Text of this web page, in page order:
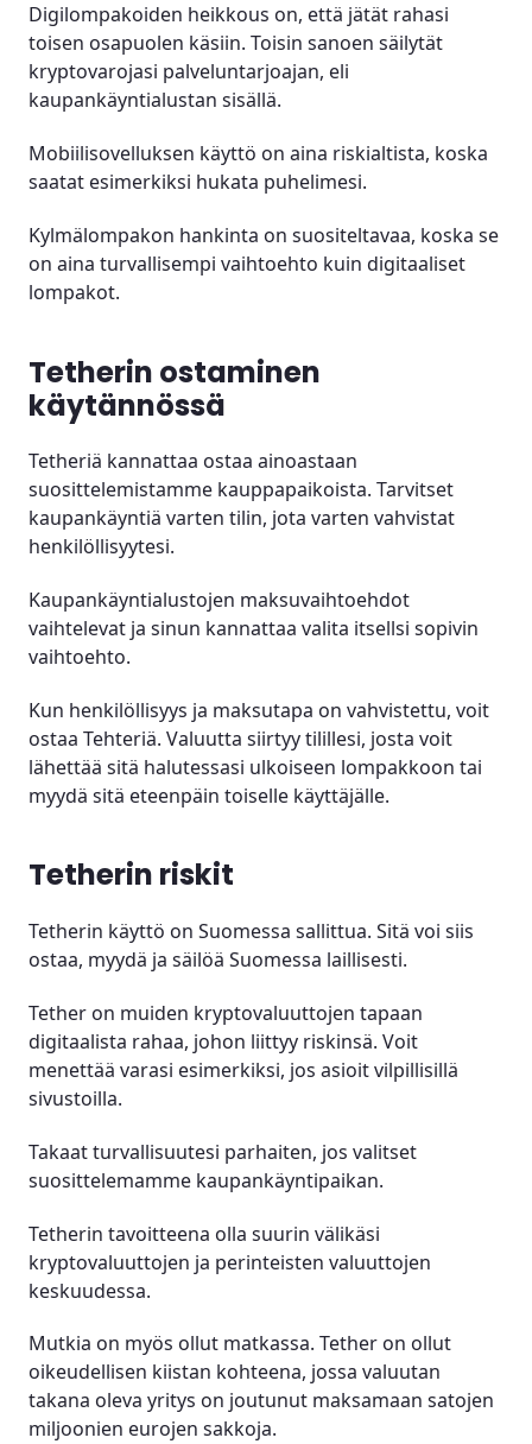
Digilompakoiden heikkous on, että jätät rahasi
toisen osapuolen käsiin. Toisin sanoen säilytät
kryptovarojasi palveluntarjoajan, eli
kaupankäyntialustan sisällä.
Mobiilisovelluksen käyttö on aina riskialtista, koska
saatat esimerkiksi hukata puhelimesi.
Kylmälompakon hankinta on suositeltavaa, koska se
on aina turvallisempi vaihtoehto kuin digitaaliset
lompakot.
Tetherin ostaminen
käytännössä
Tetheriä kannattaa ostaa ainoastaan
suosittelemistamme kauppapaikoista. Tarvitset
kaupankäyntiä varten tilin, jota varten vahvistat
henkilöllisyytesi.
Kaupankäyntialustojen maksuvaihtoehdot
vaihtelevat ja sinun kannattaa valita itsellsi sopivin
vaihtoehto.
Kun henkilöllisyys ja maksutapa on vahvistettu, voit
ostaa Tehteriä. Valuutta siirtyy tilillesi, josta voit
lähettää sitä halutessasi ulkoiseen lompakkoon tai
myydä sitä eteenpäin toiselle käyttäjälle.
Tetherin riskit
Tetherin käyttö on Suomessa sallittua. Sitä voi siis
ostaa, myydä ja säilöä Suomessa laillisesti.
Tether on muiden kryptovaluuttojen tapaan
digitaalista rahaa, johon liittyy riskinsä. Voit
menettää varasi esimerkiksi, jos asioit vilpillisillä
sivustoilla.
Takaat turvallisuutesi parhaiten, jos valitset
suosittelemamme kaupankäyntipaikan.
Tetherin tavoitteena olla suurin välikäsi
kryptovaluuttojen ja perinteisten valuuttojen
keskuudessa.
Mutkia on myös ollut matkassa. Tether on ollut
oikeudellisen kiistan kohteena, jossa valuutan
takana oleva yritys on joutunut maksamaan satojen
miljoonien eurojen sakkoja.